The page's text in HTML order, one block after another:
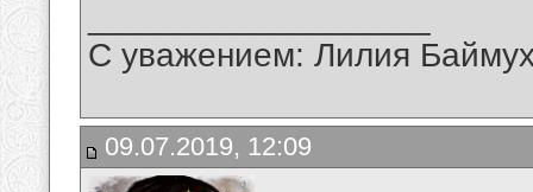
С уважением: Лилия
09.07.2019, 12:09